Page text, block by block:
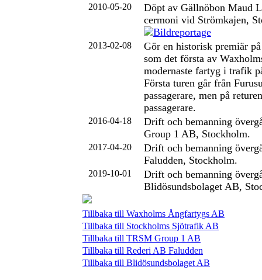
2010-05-20
Döpt av Gällnöbon Maud
cermoni vid Strömkajen,
2013-02-08
Gör en historisk premiär
som det första av
modernaste fartyg i trafik
Första turen går från
passagerare, men på
passagerare.
2016-04-18
Drift och bemanning
Group 1 AB, Stockholm.
2017-04-20
Drift och bemanning
Faludden, Stockholm.
2019-10-01
Drift och bemanning
Blidösundsbolaget AB,
Tillbaka till Waxholms Ångfartygs AB
Tillbaka till Stockholms Sjötrafik AB
Tillbaka till TRSM Group 1 AB
Tillbaka till Rederi AB Faludden
Tillbaka till Blidösundsbolaget AB